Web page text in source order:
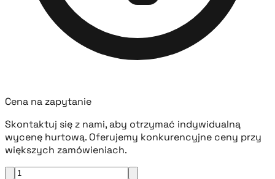
Cena na zapytanie
Skontaktuj się z nami, aby otrzymać indywidualną
wycenę hurtową. Oferujemy konkurencyjne ceny przy
większych zamówieniach.